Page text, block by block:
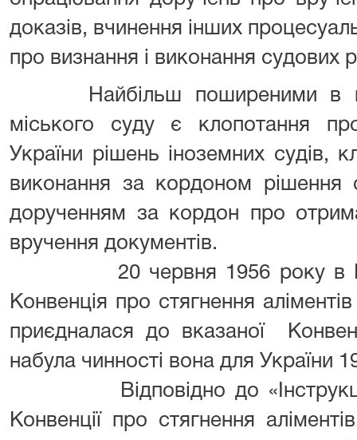
доказів, вчинення інших
про визнання і виконання судових
Найбільш поширеними в
міського суду є клопотання
України рішень іноземних судів,
виконання за кордоном рішення
дорученням за кордон про
вручення документів.
20 червня 1956 року в
Конвенція про стягнення
приєдналася до вказаної
набула чинності вона для України
Відповідно до «Інструкції
Конвенції про стягнення